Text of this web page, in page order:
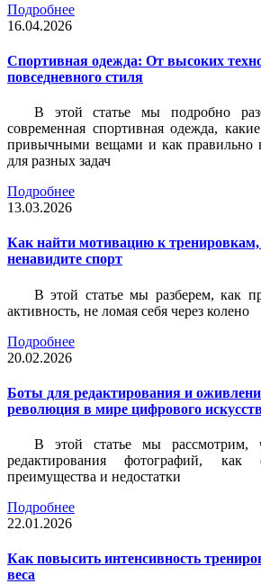
Подробнее
16.04.2026
Спортивная одежда: От высоких
повседневного стиля
В этой статье мы подробно
современная спортивная одежда,
привычными вещами и как правильно
для разных задач
Подробнее
13.03.2026
Как найти мотивацию к тренировкам,
ненавидите спорт
В этой статье мы разберем, как
активность, не ломая себя через колено
Подробнее
20.02.2026
Боты для редактирования и
революция в мире цифрового
В этой статье мы рассмотрим,
редактирования фотографий,
преимущества и недостатки
Подробнее
22.01.2026
Как повысить интенсивность
веса